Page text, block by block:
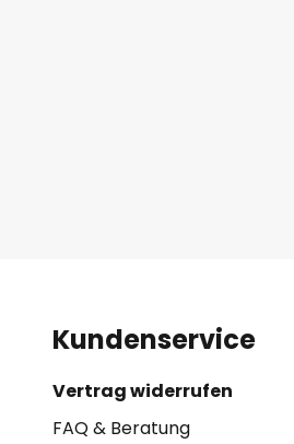
Kundenservice
Vertrag widerrufen
FAQ & Beratung